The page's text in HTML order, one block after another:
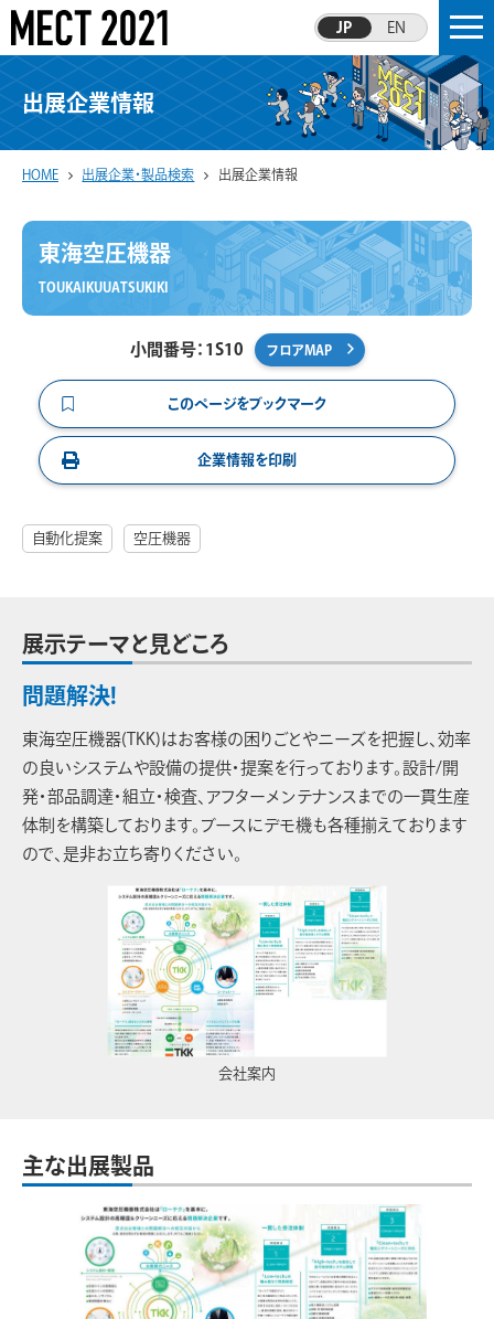
JP EN
出展企業情報
HOME 出展企業・製品検索 出展企業情報
東海空圧機器
TOUKAIKUUATSUKIKI
小間番号：1S10 フロアMAP
このページをブックマーク
企業情報を印刷
自動化提案 空圧機器
展示テーマと見どころ
問題解決!
東海空圧機器(TKK)はお客様の困りごとやニーズを把握し、効率
の良いシステムや設備の提供・提案を行っております。設計/開
発・部品調達・組立・検査、アフターメンテナンスまでの一貫生産
体制を構築しております。ブースにデモ機も各種揃えております
ので、是非お立ち寄りください。
会社案内
主な出展製品